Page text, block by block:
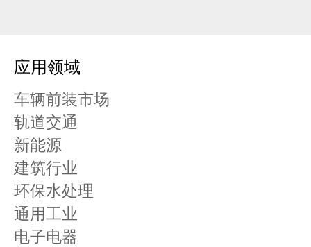
应用领域
车辆前装市场
轨道交通
新能源
建筑行业
环保水处理
通用工业
电子电器